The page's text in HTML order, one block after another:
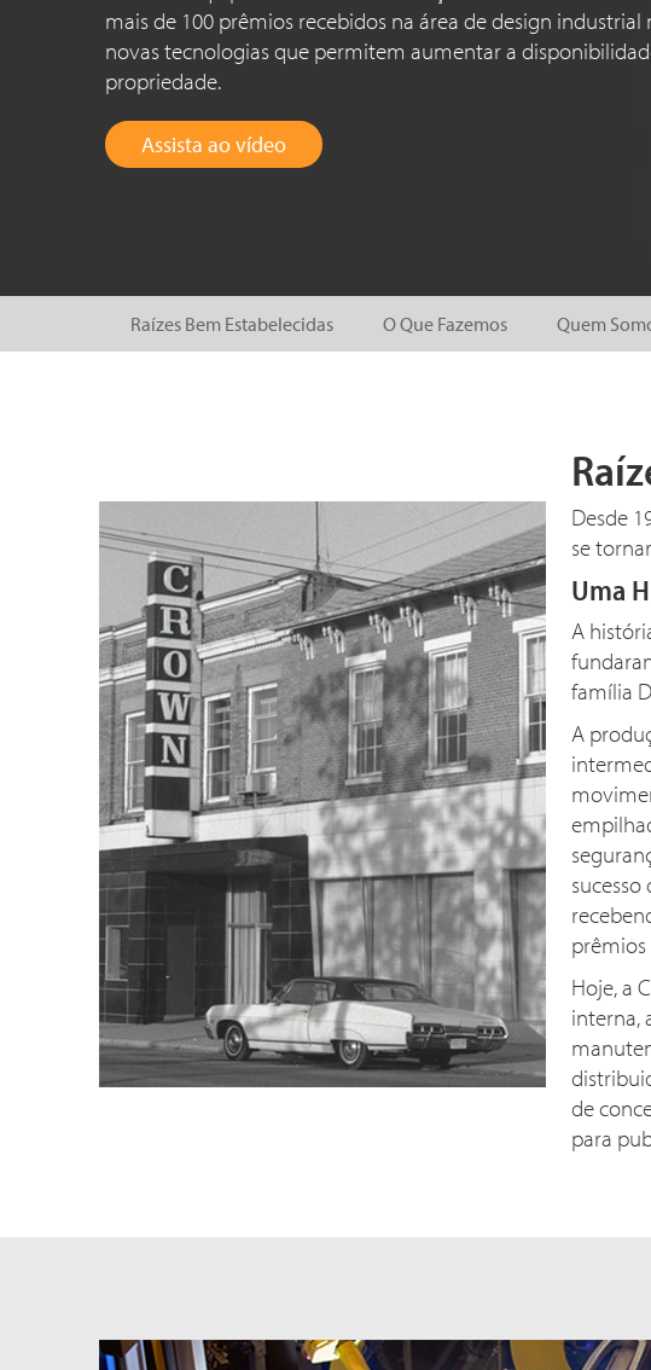
mais de 100 prêmios recebidos na área de design
novas tecnologias que permitem aumentar a
propriedade.
Assista ao vídeo
Raízes Bem Estabelecidas O Que Fazemos Quem
Desde
se
Uma
A
família
A
Hoje, a
interna,
de
para